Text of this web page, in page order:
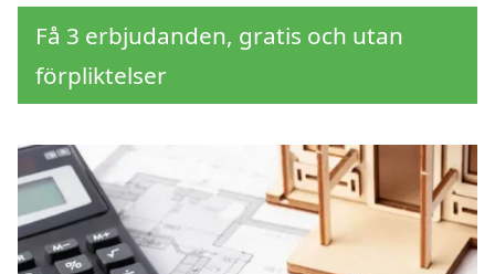
Få 3 erbjudanden, gratis och utan
förpliktelser